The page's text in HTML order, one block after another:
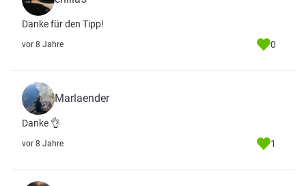
Danke für den Tipp!
vor 8 Jahre 0
Marlaender
Danke 👌
vor 8 Jahre 1